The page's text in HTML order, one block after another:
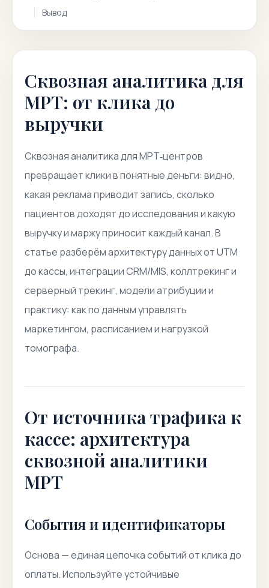
Вывод
Сквозная аналитика для
МРТ: от клика до
выручки
Сквозная аналитика для МРТ‑центров
превращает клики в понятные деньги: видно,
какая реклама приводит запись, сколько
пациентов доходят до исследования и какую
выручку и маржу приносит каждый канал. В
статье разберём архитектуру данных от UTM
до кассы, интеграции CRM/MIS, коллтрекинг и
серверный трекинг, модели атрибуции и
практику: как по данным управлять
маркетингом, расписанием и нагрузкой
томографа.
От источника трафика к
кассе: архитектура
сквозной аналитики
МРТ
События и идентификаторы
Основа — единая цепочка событий от клика до
оплаты. Используйте устойчивые